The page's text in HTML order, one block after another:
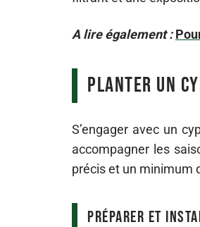
A lire également :
Planter un
S’engager avec un
accompagner les
précis et un minimum
Préparer et